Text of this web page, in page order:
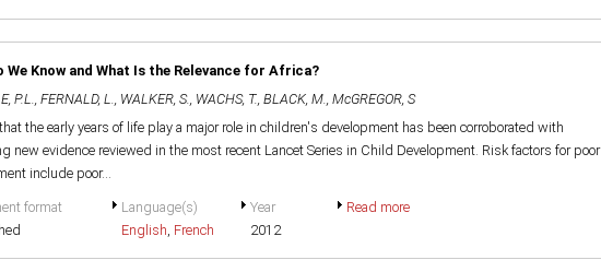
We Know and What Is the Relevance for Africa?
P.L., FERNALD, L., WALKER, S., WACHS, T., BLACK, M., McGREGOR, S
the early years of life play a major role in children's development has been corroborated with
new evidence reviewed in the most recent Lancet Series in Child Development. Risk factors for poor
include poor...
format
Language(s)
English, French
Year
2012
Read more